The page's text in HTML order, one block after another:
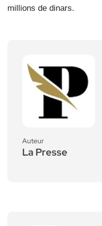
millions de dinars.
Auteur
La Presse